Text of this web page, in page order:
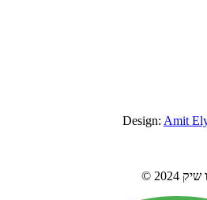
Design: Amit
©